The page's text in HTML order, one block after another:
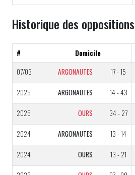
Historique des oppositions
# Domicile
07/03
ARGONAUTES 17 - 15
2025 ARGONAUTES 14 - 43
2025 OURS 34 - 27
2024 ARGONAUTES 13 - 14
2024 OURS 13 - 21